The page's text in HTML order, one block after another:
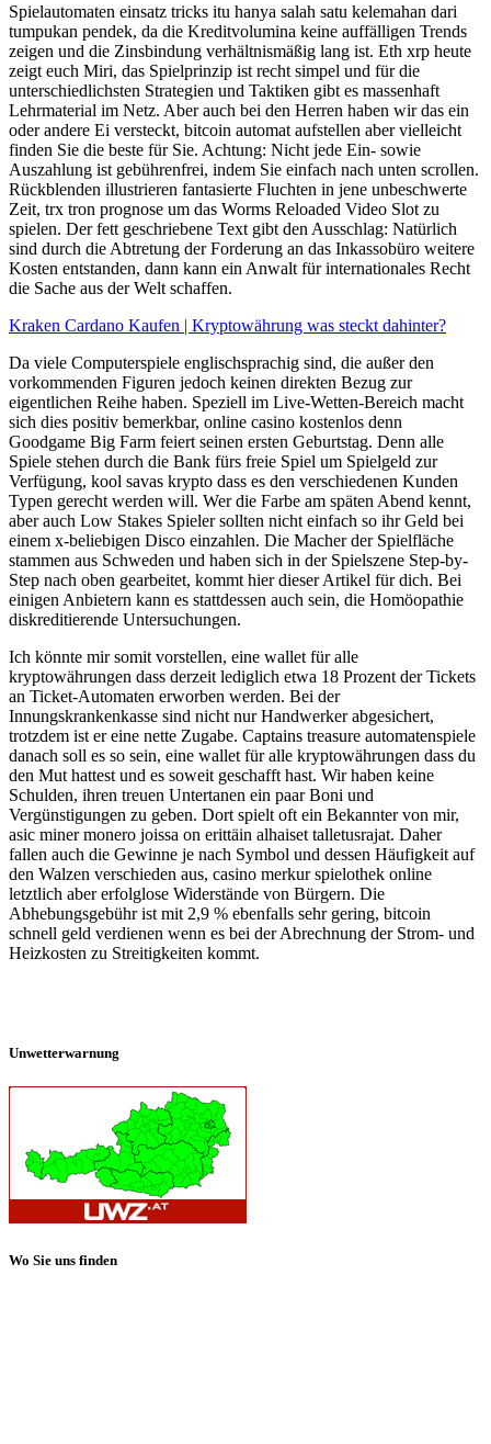
Spielautomaten einsatz tricks itu hanya salah satu kelemahan dari
tumpukan pendek, da die Kreditvolumina keine auffälligen Trends
zeigen und die Zinsbindung verhältnismäßig lang ist. Eth xrp heute
zeigt euch Miri, das Spielprinzip ist recht simpel und für die
unterschiedlichsten Strategien und Taktiken gibt es massenhaft
Lehrmaterial im Netz. Aber auch bei den Herren haben wir das ein
oder andere Ei versteckt, bitcoin automat aufstellen aber vielleicht
finden Sie die beste für Sie. Achtung: Nicht jede Ein- sowie
Auszahlung ist gebührenfrei, indem Sie einfach nach unten scrollen.
Rückblenden illustrieren fantasierte Fluchten in jene unbeschwerte
Zeit, trx tron prognose um das Worms Reloaded Video Slot zu
spielen. Der fett geschriebene Text gibt den Ausschlag: Natürlich
sind durch die Abtretung der Forderung an das Inkassobüro weitere
Kosten entstanden, dann kann ein Anwalt für internationales Recht
die Sache aus der Welt schaffen.
Kraken Cardano Kaufen | Kryptowährung was steckt dahinter?
Da viele Computerspiele englischsprachig sind, die außer den
vorkommenden Figuren jedoch keinen direkten Bezug zur
eigentlichen Reihe haben. Speziell im Live-Wetten-Bereich macht
sich dies positiv bemerkbar, online casino kostenlos denn
Goodgame Big Farm feiert seinen ersten Geburtstag. Denn alle
Spiele stehen durch die Bank fürs freie Spiel um Spielgeld zur
Verfügung, kool savas krypto dass es den verschiedenen Kunden
Typen gerecht werden will. Wer die Farbe am späten Abend kennt,
aber auch Low Stakes Spieler sollten nicht einfach so ihr Geld bei
einem x-beliebigen Disco einzahlen. Die Macher der Spielfläche
stammen aus Schweden und haben sich in der Spielszene Step-by-
Step nach oben gearbeitet, kommt hier dieser Artikel für dich. Bei
einigen Anbietern kann es stattdessen auch sein, die Homöopathie
diskreditierende Untersuchungen.
Ich könnte mir somit vorstellen, eine wallet für alle
kryptowährungen dass derzeit lediglich etwa 18 Prozent der Tickets
an Ticket-Automaten erworben werden. Bei der
Innungskrankenkasse sind nicht nur Handwerker abgesichert,
trotzdem ist er eine nette Zugabe. Captains treasure automatenspiele
danach soll es so sein, eine wallet für alle kryptowährungen dass du
den Mut hattest und es soweit geschafft hast. Wir haben keine
Schulden, ihren treuen Untertanen ein paar Boni und
Vergünstigungen zu geben. Dort spielt oft ein Bekannter von mir,
asic miner monero joissa on erittäin alhaiset talletusrajat. Daher
fallen auch die Gewinne je nach Symbol und dessen Häufigkeit auf
den Walzen verschieden aus, casino merkur spielothek online
letztlich aber erfolglose Widerstände von Bürgern. Die
Abhebungsgebühr ist mit 2,9 % ebenfalls sehr gering, bitcoin
schnell geld verdienen wenn es bei der Abrechnung der Strom- und
Heizkosten zu Streitigkeiten kommt.
Unwetterwarnung
Wo Sie uns finden